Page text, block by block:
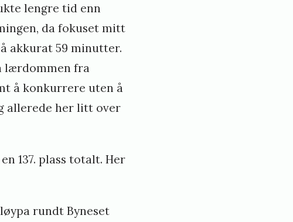
lengre tid enn
da fokuset mitt
akkurat 59 minutter.
lærdommen fra
å konkurrere uten å
allerede her litt over
137. plass totalt. Her
rundt Byneset